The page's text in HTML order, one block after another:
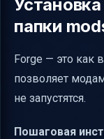
папки
Forge — это как
позволяет
не запустятся.
Пошаговая